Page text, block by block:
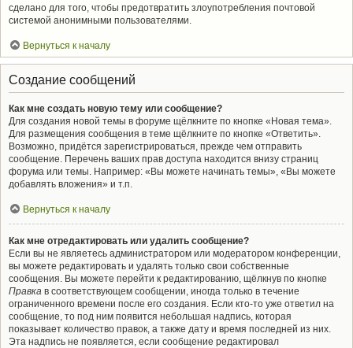
сделано для того, чтобы предотвратить злоупотребления почтовой
системой анонимными пользователями.
Вернуться к началу
Создание сообщений
Как мне создать новую тему или сообщение?
Для создания новой темы в форуме щёлкните по кнопке «Новая тема».
Для размещения сообщения в теме щёлкните по кнопке «Ответить».
Возможно, придётся зарегистрироваться, прежде чем отправить
сообщение. Перечень ваших прав доступа находится внизу страниц
форума или темы. Например: «Вы можете начинать темы», «Вы можете
добавлять вложения» и т.п.
Вернуться к началу
Как мне отредактировать или удалить сообщение?
Если вы не являетесь администратором или модератором конференции,
вы можете редактировать и удалять только свои собственные
сообщения. Вы можете перейти к редактированию, щёлкнув по кнопке
Правка в соответствующем сообщении, иногда только в течение
ограниченного времени после его создания. Если кто-то уже ответил на
сообщение, то под ним появится небольшая надпись, которая
показывает количество правок, а также дату и время последней из них.
Эта надпись не появляется, если сообщение редактировал